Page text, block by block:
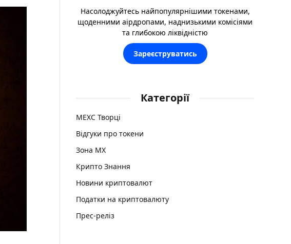
Насолоджуйтесь найпопулярнішими токенами,
щоденними аірдропами, наднизькими комісіями
та глибокою ліквідністю
Зареєструватись
Категорії
MEXC Творці
Відгуки про токени
Зона MX
Крипто Знання
Новини криптовалют
Податки на криптовалюту
Прес-реліз